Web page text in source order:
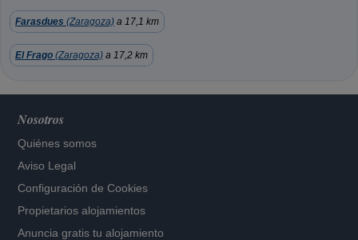
Farasdues (Zaragoza) a 17,1 km
El Frago (Zaragoza) a 17,2 km
Nosotros
Quiénes somos
Aviso Legal
Configuración de Cookies
Propietarios alojamientos
Anuncia gratis tu alojamiento